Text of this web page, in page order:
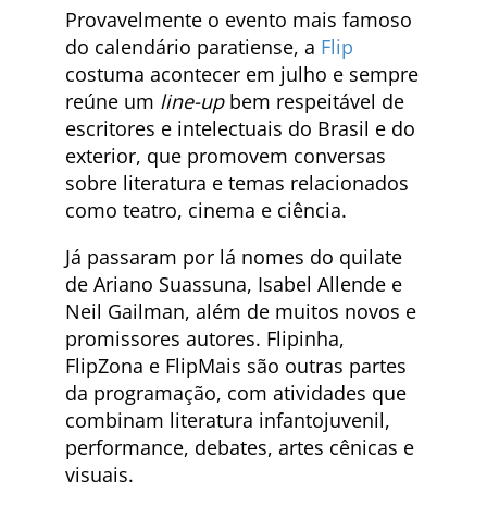
Provavelmente o evento mais famoso
do calendário paratiense, a Flip
costuma acontecer em julho e sempre
reúne um line-upbem respeitável de
escritores e intelectuais do Brasil e do
exterior, que promovem conversas
sobre literatura e temas relacionados
como teatro, cinema e ciência.
Já passaram por lá nomes do quilate
de Ariano Suassuna, Isabel Allende e
Neil Gailman, além de muitos novos e
promissores autores. Flipinha,
FlipZona e FlipMais são outras partes
da programação, com atividades que
combinam literatura infantojuvenil,
performance, debates, artes cênicas e
visuais.